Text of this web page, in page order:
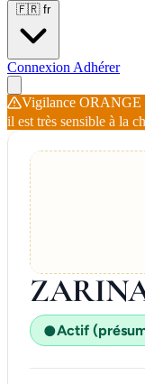
🇫🇷 fr
Connexion Adhérer
Vigilance ORANGE
il est très sensible à la
●Actif